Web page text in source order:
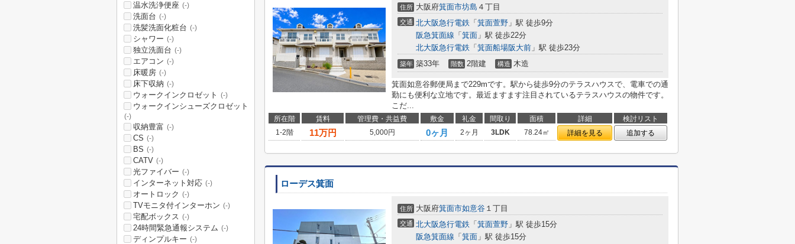
住所 大阪府箕面市坊島 ４丁目
交通 北大阪急行電鉄 「 箕面萱野 」駅 徒歩9分
阪急箕面線 「 箕面 」駅 徒歩22分
北大阪急行電鉄 「 箕面船場阪大前 」駅 徒歩23分
築年 築33年 階数 2階建 構造 木造
箕面如意谷郵便局まで229mです。駅から徒歩9分のテラスハウスで、電車での通
勤にも便利な立地です。最近ますます注目されているテラスハウスの物件です。
こだ...
所在階 賃料 管理費・共益費 敷金 礼金 間取り 面積 詳細
検討リスト
1-2階
11万円 5,000円 0ヶ月 2ヶ月 3LDK 78.24㎡ 詳細を見る 追加する
ローデス箕面
住所 大阪府箕面市如意谷 １丁目
交通 北大阪急行電鉄 「 箕面萱野 」駅 徒歩15分
阪急箕面線 「 箕面 」駅 徒歩15分
温水洗浄便座 (-)
洗面台 (-)
洗髪洗面化粧台 (-)
シャワー (-)
独立洗面台 (-)
エアコン (-)
床暖房 (-)
床下収納 (-)
ウォークインクロゼット (-)
ウォークインシューズクロゼット
(-)
収納豊富 (-)
CS (-)
BS (-)
CATV (-)
光ファイバー (-)
インターネット対応 (-)
オートロック (-)
TVモニタ付インターホン (-)
宅配ボックス (-)
24時間緊急通報システム (-)
ディンプルキー (-)